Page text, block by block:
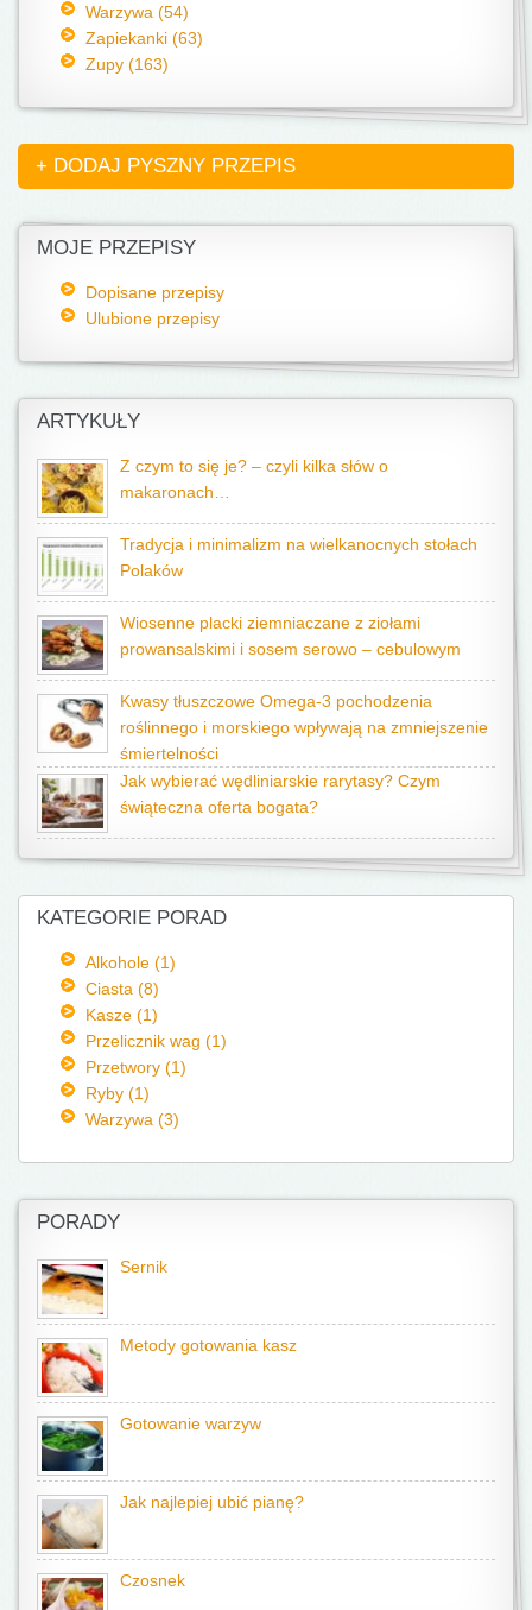
Warzywa (54)
Zapiekanki (63)
Zupy (163)
+ DODAJ PYSZNY PRZEPIS
MOJE PRZEPISY
Dopisane przepisy
Ulubione przepisy
ARTYKUŁY
Z czym to się je? – czyli kilka słów o
makaronach…
Tradycja i minimalizm na wielkanocnych stołach
Polaków
Wiosenne placki ziemniaczane z ziołami
prowansalskimi i sosem serowo – cebulowym
Kwasy tłuszczowe Omega-3 pochodzenia
roślinnego i morskiego wpływają na zmniejszenie
śmiertelności
Jak wybierać wędliniarskie rarytasy? Czym
świąteczna oferta bogata?
KATEGORIE PORAD
Alkohole (1)
Ciasta (8)
Kasze (1)
Przelicznik wag (1)
Przetwory (1)
Ryby (1)
Warzywa (3)
PORADY
Sernik
Metody gotowania kasz
Gotowanie warzyw
Jak najlepiej ubić pianę?
Czosnek